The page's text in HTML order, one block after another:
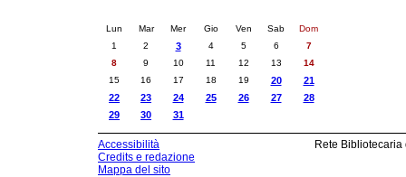
Lun Mar Mer Gio Ven Sab
Dom
1
2 3 4 5 6
7
8
9 10 11 12 13
14
15
16 17 18 19 20
21
22
23 24 25 26 27
28
29
30 31
Accessibilità
Credits e redazione
Mappa del sito
Rete